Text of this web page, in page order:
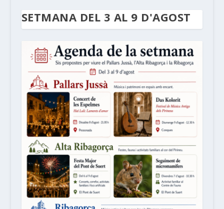
SETMANA DEL 3 AL 9 D'AGOST